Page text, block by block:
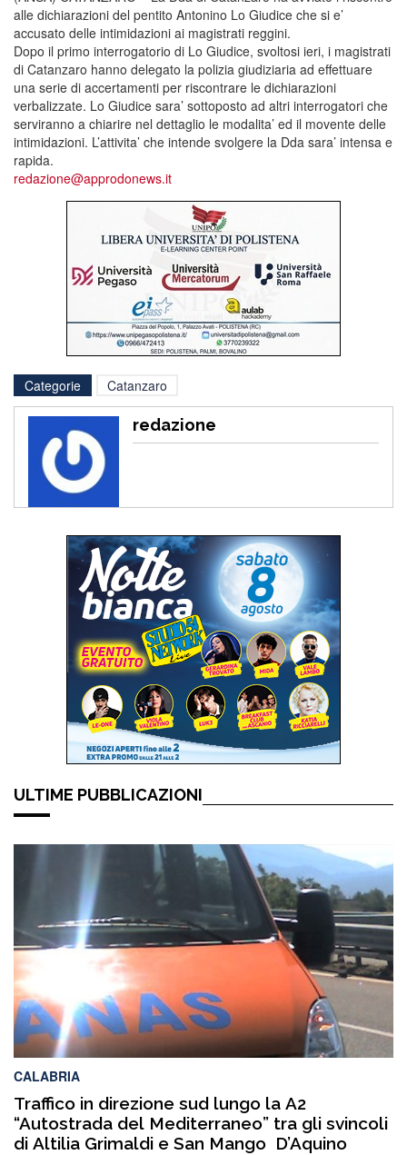
alle dichiarazioni del pentito Antonino Lo Giudice che si e’
accusato delle intimidazioni ai magistrati reggini.
Dopo il primo interrogatorio di Lo Giudice, svoltosi ieri, i magistrati
di Catanzaro hanno delegato la polizia giudiziaria ad effettuare
una serie di accertamenti per riscontrare le dichiarazioni
verbalizzate. Lo Giudice sara’ sottoposto ad altri interrogatori che
serviranno a chiarire nel dettaglio le modalita’ ed il movente delle
intimidazioni. L’attivita’ che intende svolgere la Dda sara’ intensa e
rapida.
redazione@approdonews.it
Categorie Catanzaro
redazione
ULTIME PUBBLICAZIONI
CALABRIA
Traffico in direzione sud lungo la A2
“Autostrada del Mediterraneo” tra gli svincoli
di Altilia Grimaldi e San Mango D’Aquino